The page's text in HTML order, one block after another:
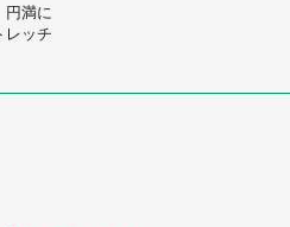
円満に
レッチ